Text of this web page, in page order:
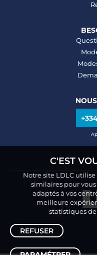
C'EST
Notre site LDLC
similaires pour vous
adaptés à vos
meilleure
statistiques de
REFUSER